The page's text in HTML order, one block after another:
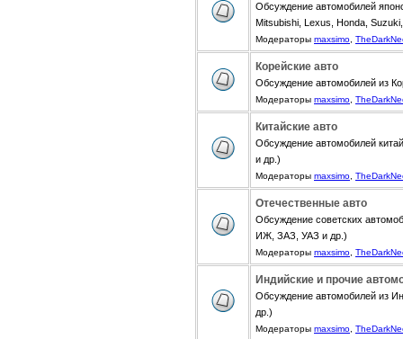
Обсуждение автомобилей
Mitsubishi, Lexus, Honda,
Модераторы maxsimo
Корейские авто
Обсуждение автомобилей из
Модераторы maxsimo
Китайские авто
Обсуждение автомобилей
и др.)
Модераторы maxsimo
Отечественные авто
Обсуждение советских
ИЖ, ЗАЗ, УАЗ и др.)
Модераторы maxsimo
Индийские и прочие
Обсуждение автомобилей из
др.)
Модераторы maxsimo